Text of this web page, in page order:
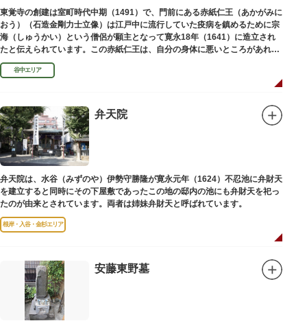
東覚寺の創建は室町時代中期（1491）で、門前にある赤紙仁王（あかがみに
おう）（石造金剛力士立像）は江戸中に流行していた疫病を鎮めるために宗
海（しゅうかい）という僧侶が願主となって寛永18年（1641）に造立され
たと伝えられています。この赤紙仁王は、自分の身体に悪いところがあれ
ば、仁王像の同じところに赤紙を貼ると病気が治ると信仰されています。
谷中エリア
弁天院
弁天院は、水谷（みずのや）伊勢守勝隆が寛永元年（1624）不忍池に弁財天
を建立すると同時にその下屋敷であったこの地の邸内の池にも弁財天を祀っ
たのが由来とされています。両者は姉妹弁財天と呼ばれています。
根岸・入谷・金杉エリア
安藤東野墓